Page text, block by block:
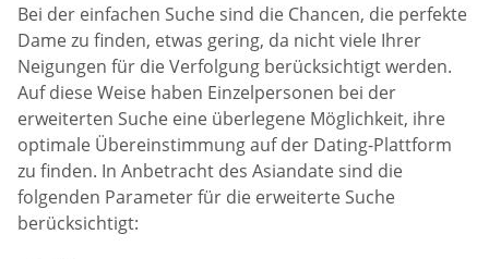
Bei der einfachen Suche sind die Chancen, die perfekte
Dame zu finden, etwas gering, da nicht viele Ihrer
Neigungen für die Verfolgung berücksichtigt werden.
Auf diese Weise haben Einzelpersonen bei der
erweiterten Suche eine überlegene Möglichkeit, ihre
optimale Übereinstimmung auf der Dating-Plattform
zu finden. In Anbetracht des Asiandate sind die
folgenden Parameter für die erweiterte Suche
berücksichtigt: